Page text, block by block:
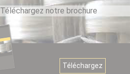
Téléchargez notre brochure
Téléchargez